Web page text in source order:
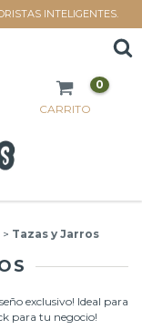
INTELIGENTES.
CARRITO
0
> Tazas y Jarros
exclusivo! Ideal para
para tu negocio!